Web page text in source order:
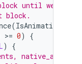
until we get
block.
(IsAnimating
>= 0)
{
)
{